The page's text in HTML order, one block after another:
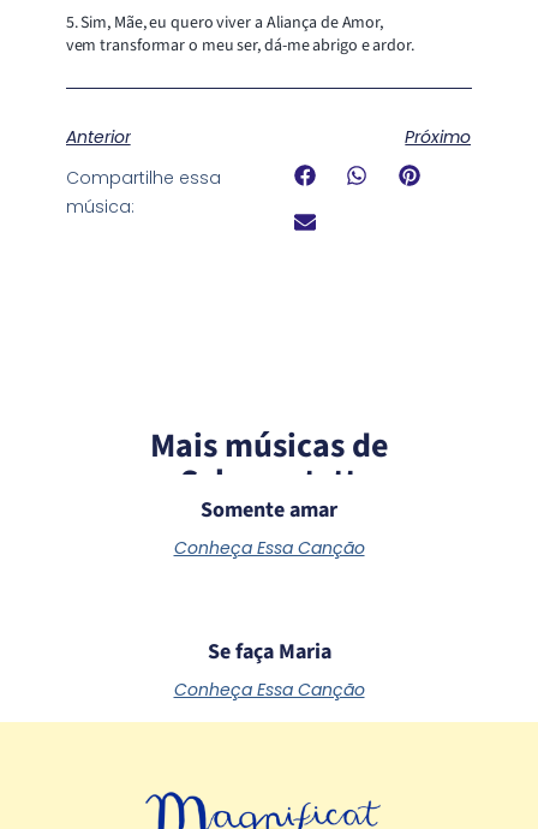
5. Sim, Mãe, eu quero viver a Aliança de Amor,
vem transformar o meu ser, dá-me abrigo e ardor.
Anterior
Próximo
Compartilhe essa
música:
Mais músicas de
Schoenstatt
Somente amar
Conheça Essa Canção
Se faça Maria
Conheça Essa Canção